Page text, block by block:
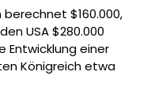
$160.000,
USA $280.000
Entwicklung einer
Königreich etwa